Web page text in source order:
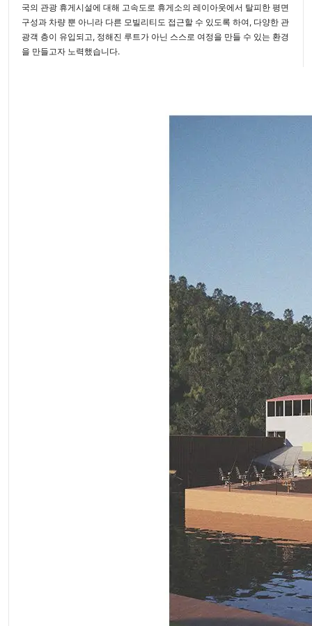
국의 관광 휴게시설에 대해 고속도로 휴게소의 레이아웃에서 탈피한 평면
구성과 차량 뿐 아니라 다른 모빌리티도 접근할 수 있도록 하여, 다양한 관
광객 층이 유입되고, 정해진 루트가 아닌 스스로 여정을 만들 수 있는 환경
을 만들고자 노력했습니다.